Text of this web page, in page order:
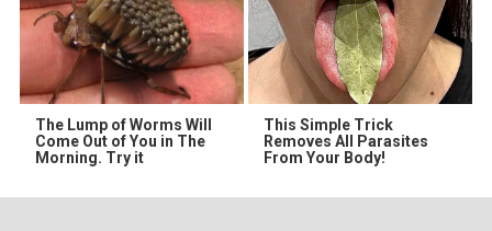
The Lump of Worms Will
Come Out of You in The
Morning. Try it
This Simple Trick
Removes All Parasites
From Your Body!